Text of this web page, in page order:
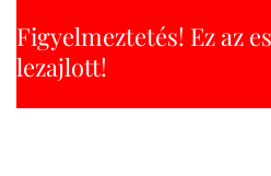
Figyelmeztetés! Ez az
lezajlott!